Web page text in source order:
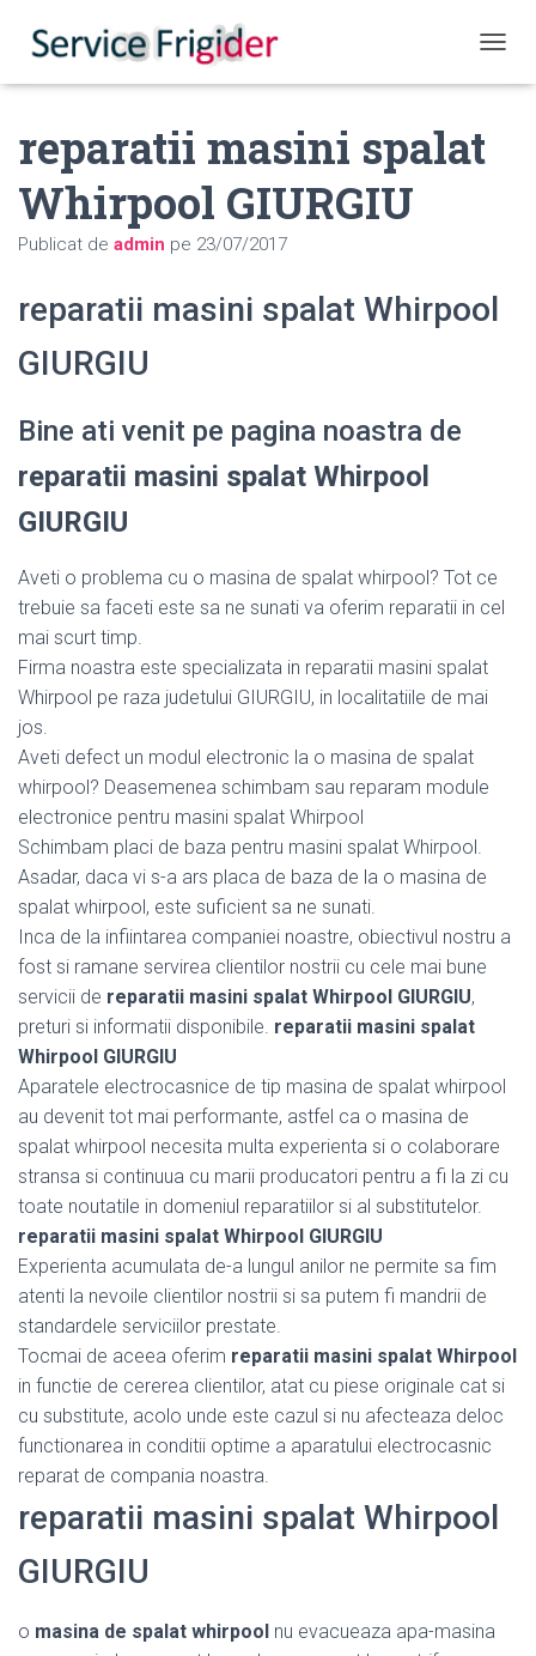
reparatii masini spalat
Whirpool GIURGIU
Publicat de admin pe 23/07/2017
reparatii masini spalat Whirpool
GIURGIU
Bine ati venit pe pagina noastra de
reparatii masini spalat Whirpool
GIURGIU
Aveti o problema cu o masina de spalat whirpool? Tot ce
trebuie sa faceti este sa ne sunati va oferim reparatii in cel
mai scurt timp.
Firma noastra este specializata in reparatii masini spalat
Whirpool pe raza judetului GIURGIU, in localitatiile de mai
jos.
Aveti defect un modul electronic la o masina de spalat
whirpool? Deasemenea schimbam sau reparam module
electronice pentru masini spalat Whirpool
Schimbam placi de baza pentru masini spalat Whirpool.
Asadar, daca vi s-a ars placa de baza de la o masina de
spalat whirpool, este suficient sa ne sunati.
Inca de la infiintarea companiei noastre, obiectivul nostru a
fost si ramane servirea clientilor nostrii cu cele mai bune
servicii de reparatii masini spalat Whirpool GIURGIU,
preturi si informatii disponibile. reparatii masini spalat
Whirpool GIURGIU
Aparatele electrocasnice de tip masina de spalat whirpool
au devenit tot mai performante, astfel ca o masina de
spalat whirpool necesita multa experienta si o colaborare
stransa si continuua cu marii producatori pentru a fi la zi cu
toate noutatile in domeniul reparatiilor si al substitutelor.
reparatii masini spalat Whirpool GIURGIU
Experienta acumulata de-a lungul anilor ne permite sa fim
atenti la nevoile clientilor nostrii si sa putem fi mandrii de
standardele serviciilor prestate.
Tocmai de aceea oferim reparatii masini spalat Whirpool
in functie de cererea clientilor, atat cu piese originale cat si
cu substitute, acolo unde este cazul si nu afecteaza deloc
functionarea in conditii optime a aparatului electrocasnic
reparat de compania noastra.
reparatii masini spalat Whirpool
GIURGIU
o masina de spalat whirpool nu evacueaza apa-masina